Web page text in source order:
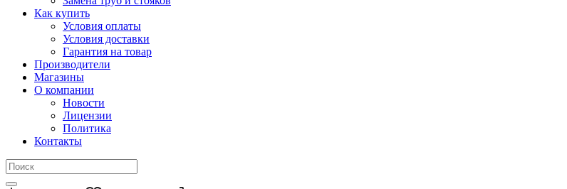
Как купить
Условия оплаты
Условия доставки
Гарантия на товар
Производители
Магазины
О компании
Новости
Лицензии
Политика
Контакты